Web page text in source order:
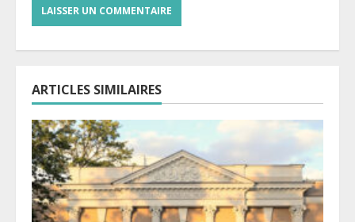
ARTICLES SIMILAIRES